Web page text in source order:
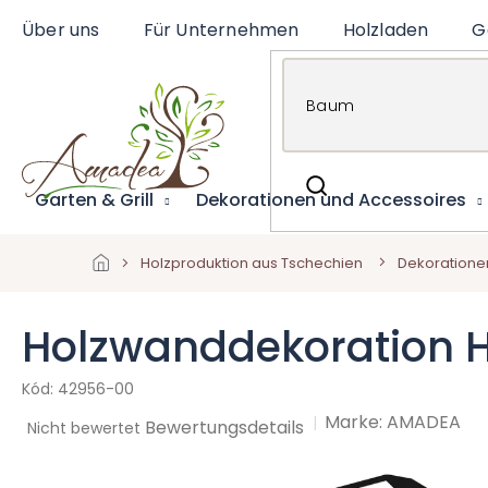
InhaltÜber uns Für Unternehmen Holzladen
Garten & Grill Dekorationen und Accessoires
Holzproduktion aus Tschechien
Holzwanddekoration
42956-00
Die
Nicht bewertet Bewertungsdetails Marke:AMADEA